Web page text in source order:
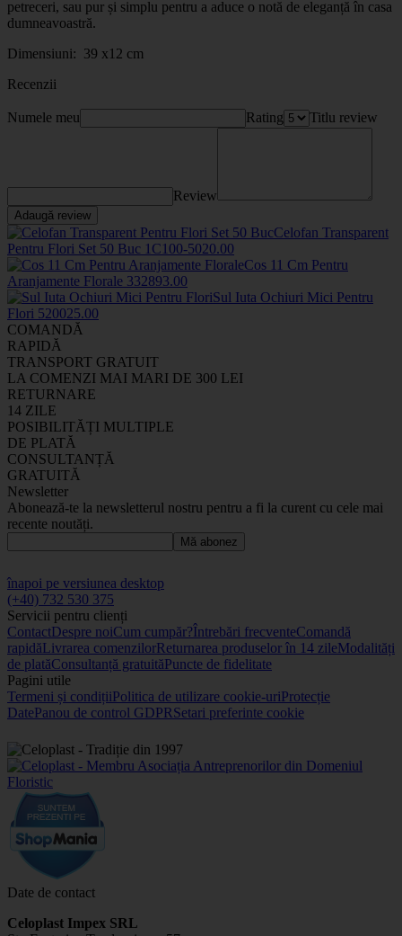
petreceri, sau pur și simplu pentru a aduce o notă de eleganță în casa
dumneavoastră.
Dimensiuni: 39 x12 cm
Recenzii
Numele meu Rating Titlu review
Review
Adaugă review
Celofan Transparent
Pentru Flori Set 50 Buc 1C100-5020.00
Cos 11 Cm Pentru
Aranjamente Florale 332893.00
Sul Iuta Ochiuri Mici Pentru
Flori 520025.00
COMANDĂ
RAPIDĂ
TRANSPORT GRATUIT
LA COMENZI MAI MARI DE 300 LEI
RETURNARE
14 ZILE
POSIBILITĂȚI MULTIPLE
DE PLATĂ
CONSULTANȚĂ
GRATUITĂ
Newsletter
Abonează-te la newsletterul nostru pentru a fi la curent cu cele mai
recente noutăți.
Mă abonez
înapoi pe versiunea desktop
(+40) 732 530 375
Servicii pentru clienți
ContactDespre noiCum cumpăr?Întrebări frecventeComandă
rapidăLivrarea comenzilorReturnarea produselor în 14 zileModalități
de platăConsultanță gratuităPuncte de fidelitate
Pagini utile
Termeni și condițiiPolitica de utilizare cookie-uriProtecție
DatePanou de control GDPRSetari preferinte cookie
Date de contact
Celoplast Impex SRL